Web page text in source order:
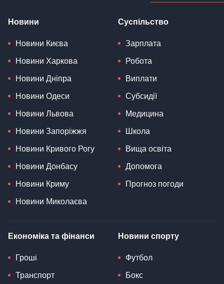
Новини
Новини Києва
Новини Харкова
Новини Дніпра
Новини Одеси
Новини Львова
Новини Запоріжжя
Новини Кривого Рогу
Новини Донбасу
Новини Криму
Новини Миколаєва
Суспільство
Зарплата
Робота
Виплати
Субсидії
Медицина
Школа
Вища освіта
Допомога
Прогноз погоди
Економіка та фінанси
Гроші
Транспорт
Новини спорту
Футбол
Бокс